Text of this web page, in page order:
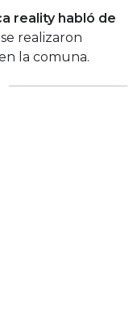
reality habló de
realizaron
la comuna.